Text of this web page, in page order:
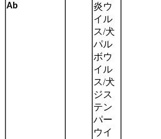
Ab
炎ウ
イル
ス/犬
パル
ボウ
イル
ス/犬
ジス
テン
パー
ウイ